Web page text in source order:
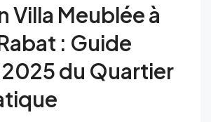
Villa Meublée à
: Guide
du Quartier